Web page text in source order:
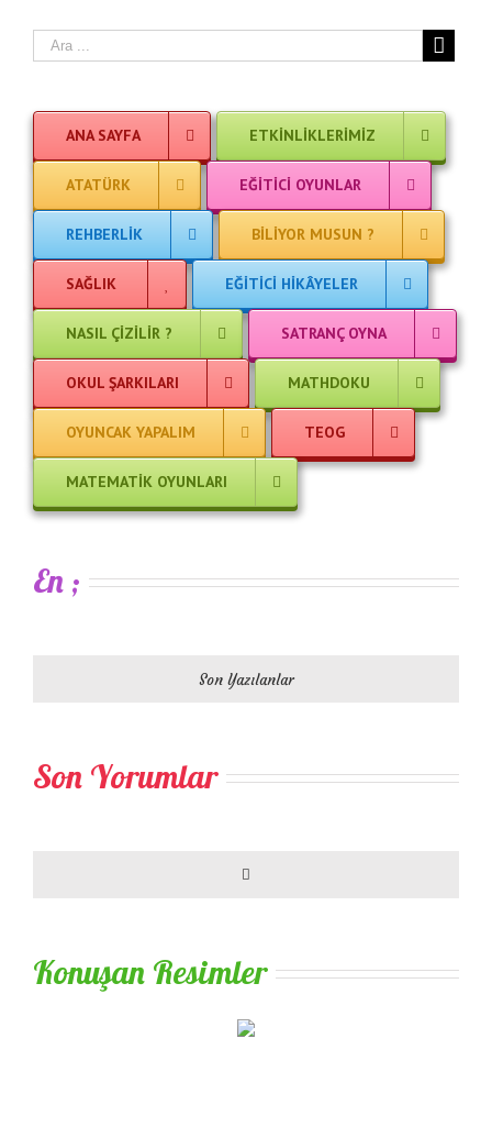
ANA SAYFA ETKINLIKLERIMIZ
ATATÜRK EĞITICI OYUNLAR
REHBERLIK BILIYOR MUSUN ?
SAĞLIK EĞITICI HIKÂYELER
NASIL ÇIZILIR ? SATRANÇ OYNA
OKUL ŞARKILARI MATHDOKU
OYUNCAK YAPALIM TEOG
MATEMATIK OYUNLARI
En ;
Son Yazılanlar
Son Yorumlar
Konuşan Resimler